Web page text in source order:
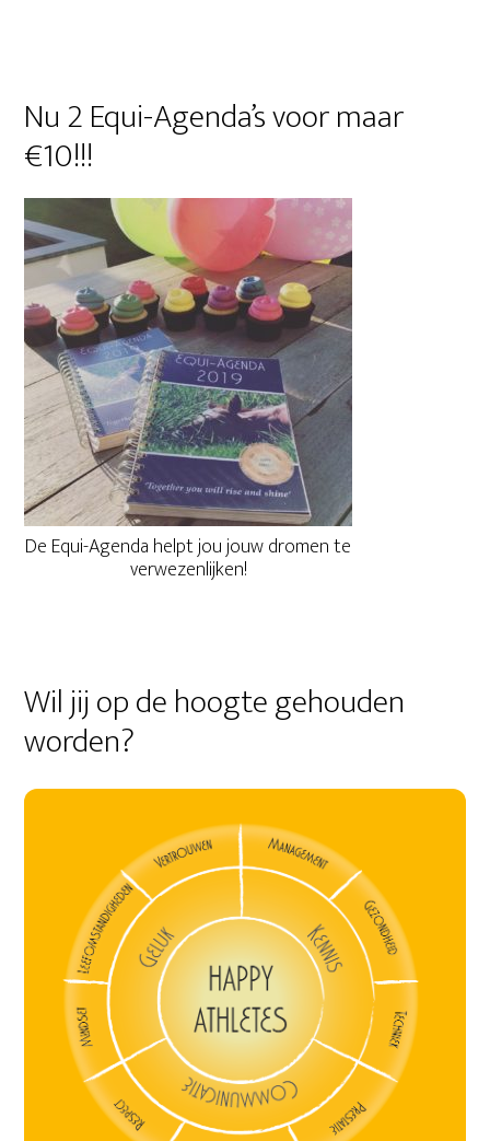
Primaire
Sidebar
Nu 2 Equi-Agenda’s voor maar
€10!!!
De Equi-Agenda helpt jou jouw dromen te
verwezenlijken!
Wil jij op de hoogte gehouden
worden?